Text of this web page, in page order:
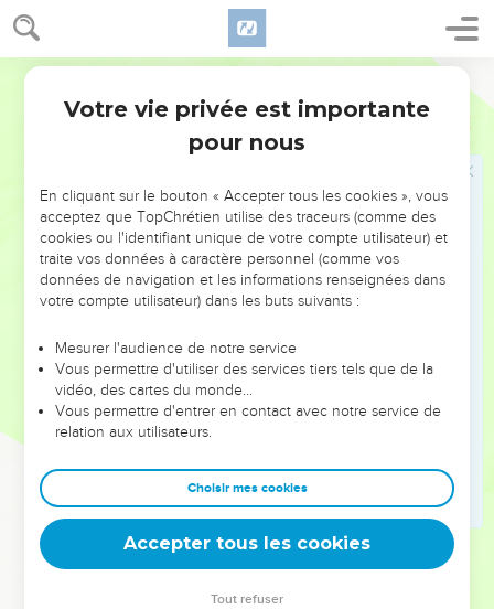
Néhémie 4
ceinture pendant qu’ils réparaient la muraille. Un homme
m’accompagnait, prêt à sonner de la trompette.
étaient présents : « Il y a encore beaucoup de travail à faire,
tout le long de la muraille. Or nous sommes répartis sur une
Où que vous soyez, si vous entendez une sonnerie de
trompette, rassemblez-vous auprès de moi. Et que notre
Dieu combatte avec nous ! »
Nous étions ainsi au travail de l’aube à la nuit, la moitié
d’entre nous tenant une lance à la main.
Durant cette période j’ordonnai à chaque responsable de
passer la nuit, avec son équipe de collaborateurs, à
l’intérieur de Jérusalem, afin qu’ils puissent nous protéger
durant la nuit et travailler le jour.
hommes de garde qui m’accompagnaient, nous ne retirions
jamais nos vêtements, si ce n’est pour nous baigner.
© Société biblique française – Bibli’O, 1997, avec autorisation. Pour vous procurer
Votre vie privée est importante
pour nous
En cliquant sur le bouton « Accepter tous les cookies », vous
acceptez que TopChrétien utilise des traceurs (comme des
cookies ou l'identifiant unique de votre compte utilisateur) et
traite vos données à caractère personnel (comme vos
données de navigation et les informations renseignées dans
votre compte utilisateur) dans les buts suivants :
Mesurer l'audience de notre service
Vous permettre d'utiliser des services tiers tels que de la
vidéo, des cartes du monde…
Vous permettre d'entrer en contact avec notre service de
relation aux utilisateurs.
Choisir mes cookies
Accepter tous les cookies
Tout refuser